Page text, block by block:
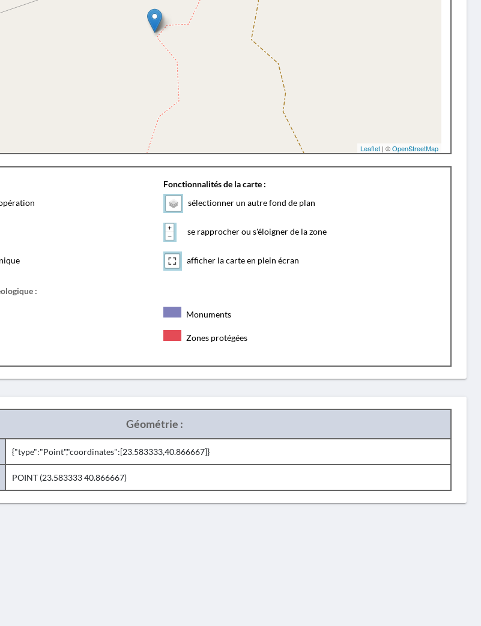
Leaflet | ©OpenStreetMap
Fonctionnalités de la carte :
sélectionner un autre fond de plan
se rapprocher ou s'éloigner de la zone
afficher la carte en plein écran
:
Monuments
Zones protégées
Géométrie :
{"type":"Point","coordinates":[23.583333,40.866667]}
POINT (23.583333 40.866667)